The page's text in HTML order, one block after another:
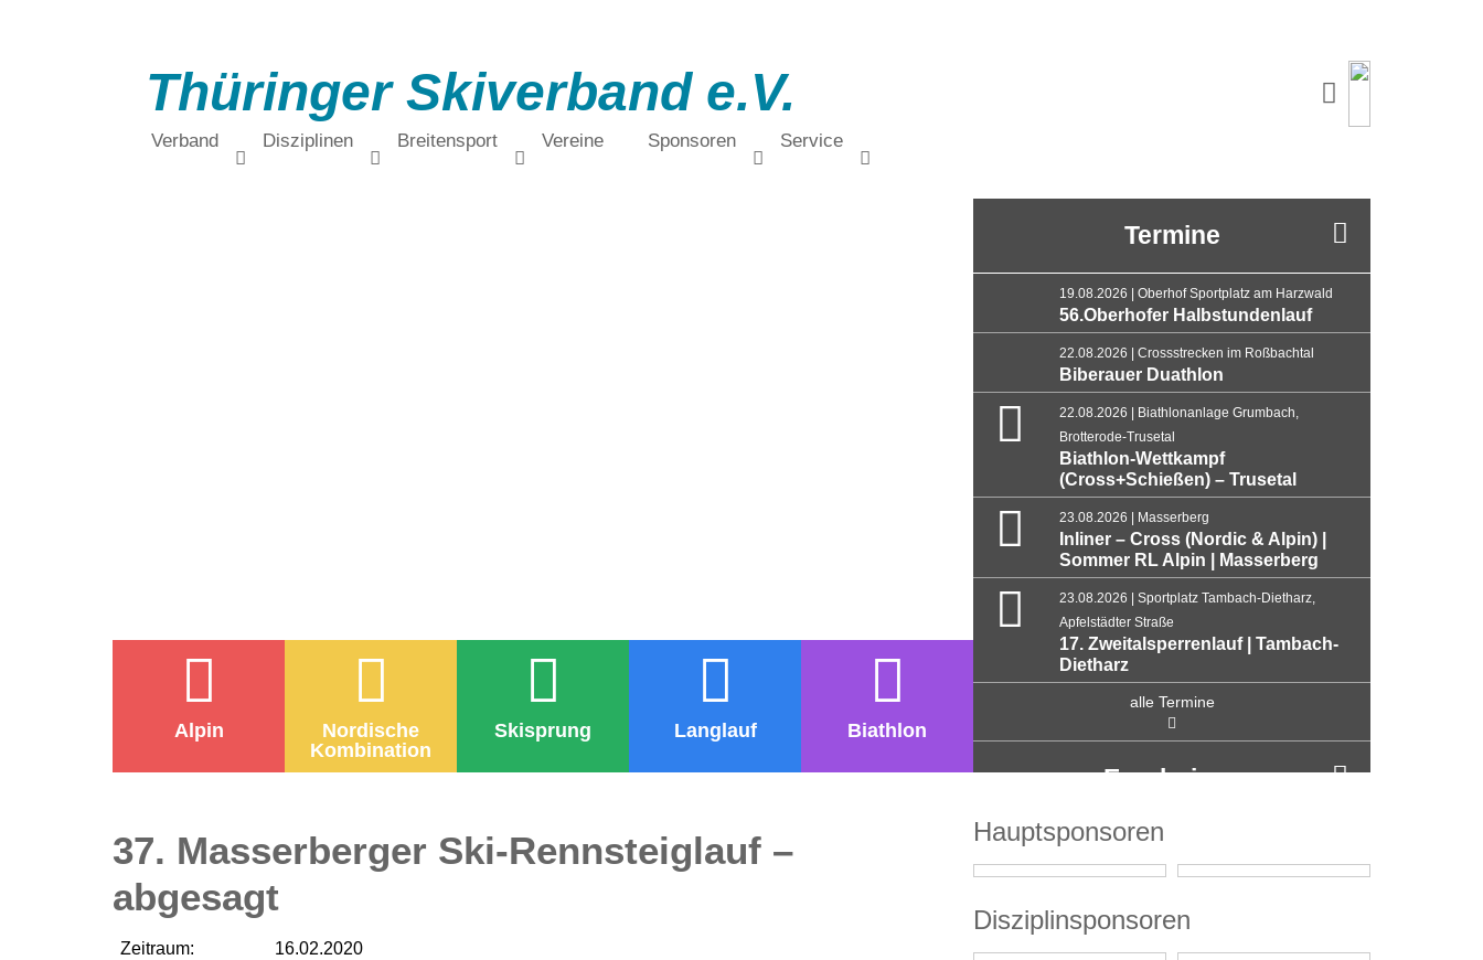
Thüringer Skiverband e.V.
Verband Disziplinen Breitensport Vereine Sponsoren Service
Alpin
Nordische
Kombination
Skisprung Langlauf Biathlon
Termine
19.08.2026 | Oberhof Sportplatz am Harzwald
56.Oberhofer Halbstundenlauf
22.08.2026 | Crossstrecken im Roßbachtal
Biberauer Duathlon
22.08.2026 | Biathlonanlage Grumbach,
Brotterode-Trusetal
Biathlon-Wettkampf
(Cross+Schießen) – Trusetal
23.08.2026 | Masserberg
Inliner – Cross (Nordic & Alpin) |
Sommer RL Alpin | Masserberg
23.08.2026 | Sportplatz Tambach-Dietharz,
Apfelstädter Straße
17. Zweitalsperrenlauf | Tambach-
Dietharz
alle Termine
Ergebnisse
37. Masserberger Ski-Rennsteiglauf –
abgesagt
Zeitraum:
16.02.2020
Hauptsponsoren
Disziplinsponsoren